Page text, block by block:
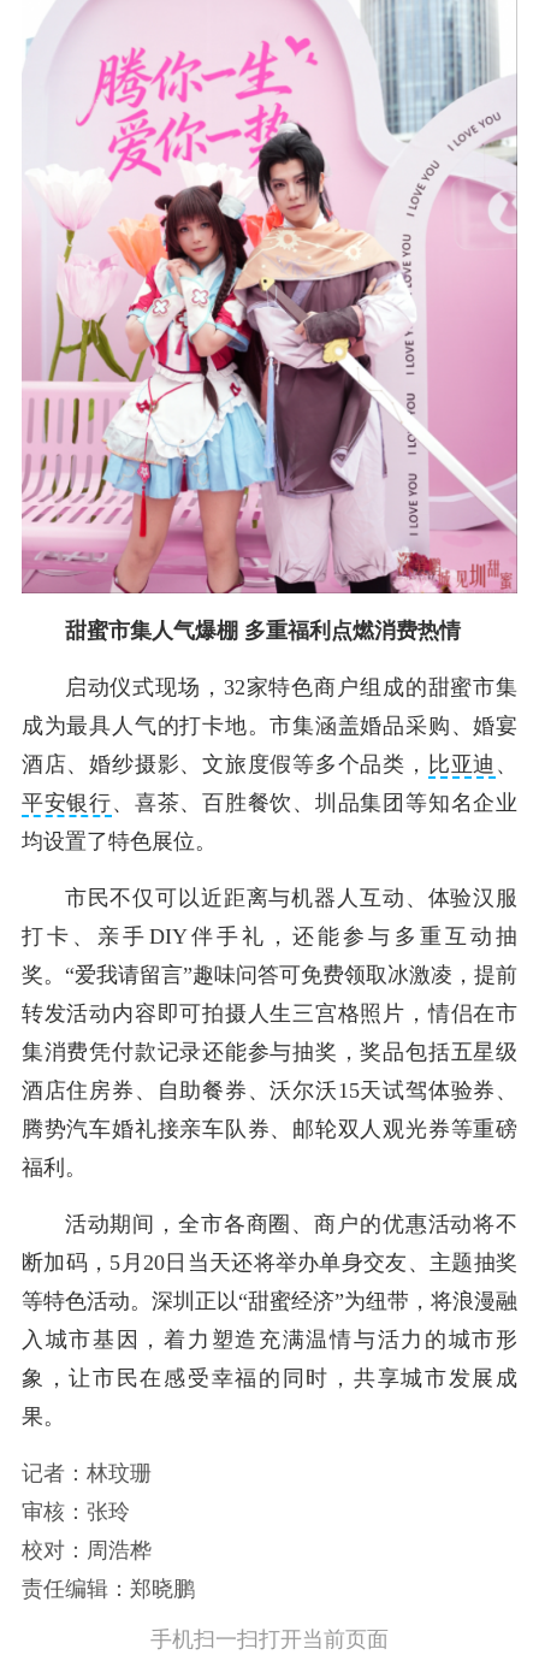
甜蜜市集人气爆棚 多重福利点燃消费热情
启动仪式现场，32家特色商户组成的甜蜜市集
成为最具人气的打卡地。市集涵盖婚品采购、婚宴
酒店、婚纱摄影、文旅度假等多个品类， 比亚迪 、
平安银行、喜茶、百胜餐饮、圳品集团等知名企业
均设置了特色展位。
市民不仅可以近距离与机器人互动、体验汉服
打卡、亲手DIY伴手礼，还能参与多重互动抽
奖。“爱我请留言”趣味问答可免费领取冰激凌，提前
转发活动内容即可拍摄人生三宫格照片，情侣在市
集消费凭付款记录还能参与抽奖，奖品包括五星级
酒店住房券、自助餐券、沃尔沃15天试驾体验券、
腾势汽车婚礼接亲车队券、邮轮双人观光券等重磅
福利。
活动期间，全市各商圈、商户的优惠活动将不
断加码，5月20日当天还将举办单身交友、主题抽奖
等特色活动。深圳正以“甜蜜经济”为纽带，将浪漫融
入城市基因，着力塑造充满温情与活力的城市形
象，让市民在感受幸福的同时，共享城市发展成
果。
记者：林玟珊
审核：张玲
校对：周浩桦
责任编辑：郑晓鹏
手机扫一扫打开当前页面